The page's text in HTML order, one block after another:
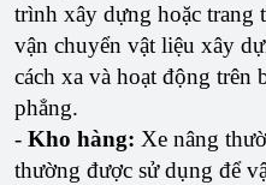
trình xây dựng hoặc trang
vận chuyển vật liệu xây
cách xa và hoạt động trên
phẳng.
- Kho hàng: Xe nâng
thường được sử dụng để